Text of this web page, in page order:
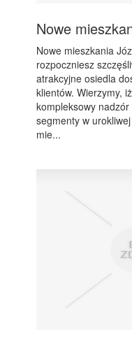
Nowe
Nowe mieszkania
rozpoczniesz
atrakcyjne osiedla
klientów. Wierzymy,
kompleksowy
segmenty w
mie...